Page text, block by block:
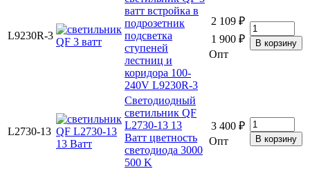
L9230R-3
ватт встройка в
подрозетник
подсветка
ступеней
лестниц и
коридора 100-
240V L9230R-3
2 109 ₽
1 900 ₽
Опт
L2730-13
Светодиодный
светильник QF
L2730-13 13
Ватт цветность
светодиода 3000
500 K
3 400 ₽
Опт